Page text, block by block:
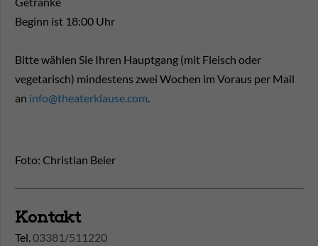
Beginn ist 18:00 Uhr
Bitte wählen Sie Ihren Hauptgang (mit Fleisch oder
vegetarisch) mindestens zwei Wochen im Voraus per Mail
an info@theaterklause.com.
Foto: Christian Beier
Kontakt
Tel.03381/511220